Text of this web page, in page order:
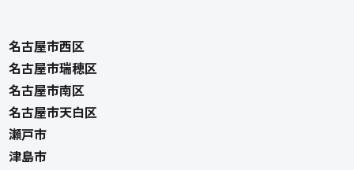
名古屋市西区
名古屋市瑞穂区
名古屋市南区
名古屋市天白区
瀬戸市
津島市